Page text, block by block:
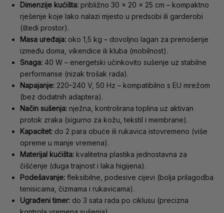
Dimenzije kućišta: približno 30 × 20 × 25 cm – kompaktno
rješenje koje lako nalazi mjesto u predsobi ili garderobi
(štedi prostor).
Masa uređaja: oko 1,5 kg – dovoljno lagan za prenošenje
između doma, vikendice ili kluba (mobilnost).
Snaga: 40 W – energetski učinkovito sušenje uz stabilne
performanse (nizak trošak rada).
Napajanje: 220–240 V, 50 Hz – kompatibilno s EU mrežom
(bez dodatnih adaptera).
Način sušenja: nježna, kontrolirana toplina uz aktivan
protok zraka (sigurno za kožu, tekstil i membrane).
Kapacitet: do 2 para obuće ili rukavica istovremeno (više
opreme u manje vremena).
Materijal kućišta: kvalitetna plastika jednostavna za
čišćenje (duga trajnost i laka higijena).
Podešavanje: fleksibilne, podesive cijevi (bolja prilagodba
tenisicama, čizmama i rukavicama).
Ugrađeni timer: do 3 sata rada po ciklusu (precizna